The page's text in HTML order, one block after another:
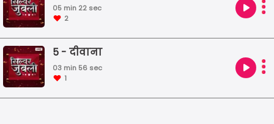
05 min 22 sec
2
5 - दीवाना
03 min 56 sec
1